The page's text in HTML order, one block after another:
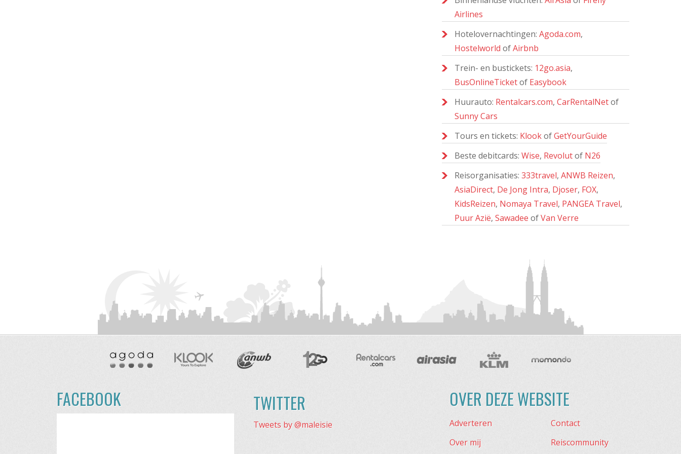
Airlines
Hotelovernachtingen: Agoda.com,
Hostelworld ofAirbnb
Trein- en bustickets: 12go.asia,
BusOnlineTicketof Easybook
Huurauto: Rentalcars.com, CarRentalNetof
Sunny Cars
Tours en tickets: KlookofGetYourGuide
Beste debitcards: Wise, Revolutof N26
Reisorganisaties: 333travel, ANWB Reizen,
AsiaDirect, De Jong Intra, Djoser, FOX,
KidsReizen, Nomaya Travel, PANGEA Travel,
Puur Azië, Sawadee ofVan Verre
FACEBOOK TWITTER
Tweets by @maleisie
OVER DEZE WEBSITE
Adverteren
Contact
Over mij
Reiscommunity